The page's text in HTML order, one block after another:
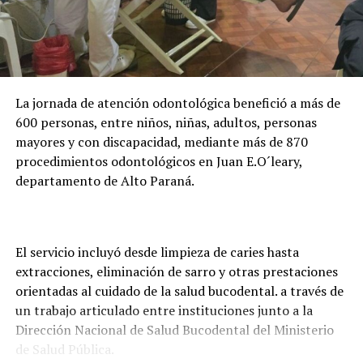
millones anuales al programa y actualmente acompaña
la formación de casi 24.000 becarios activos. Además,
adelantó que la entidad trabaja en una plataforma
digital para facilitar la presentación de documentos y
Asunción o Ciudad del Este para realizar los trámites.
La jornada de atención odontológica benefició a más de
600 personas, entre niños, niñas, adultos, personas
mayores y con discapacidad, mediante más de 870
procedimientos odontológicos en Juan E.O´leary,
departamento de Alto Paraná.
El servicio incluyó desde limpieza de caries hasta
extracciones, eliminación de sarro y otras prestaciones
orientadas al cuidado de la salud bucodental. a través de
un trabajo articulado entre instituciones junto a la
Dirección Nacional de Salud Bucodental del Ministerio
de Salud Pública.